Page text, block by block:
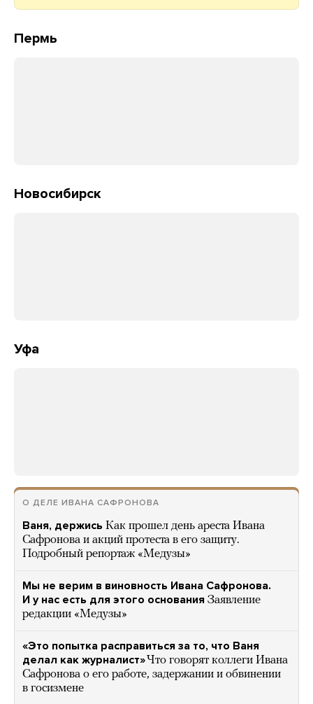
Пермь
Новосибирск
Уфа
О ДЕЛЕ ИВАНА САФРОНОВА
Ваня, держись Как прошел день ареста Ивана
Сафронова и акций протеста в его защиту.
Подробный репортаж «Медузы»
Мы не верим в виновность Ивана Сафронова.
И у нас есть для этого основания Заявление
редакции «Медузы»
«Это попытка расправиться за то, что Ваня
делал как журналист»Что говорят коллеги Ивана
Сафронова о его работе, задержании и обвинении
в госизмене